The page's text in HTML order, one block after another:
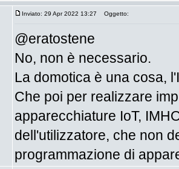
Inviato: 29 Apr 2022 13:27 Oggetto:
@eratostene
No, non è necessario.
La domotica è una cosa,
Che poi per realizzare
apparecchiature IoT,
dell'utilizzatore, che non
programmazione di